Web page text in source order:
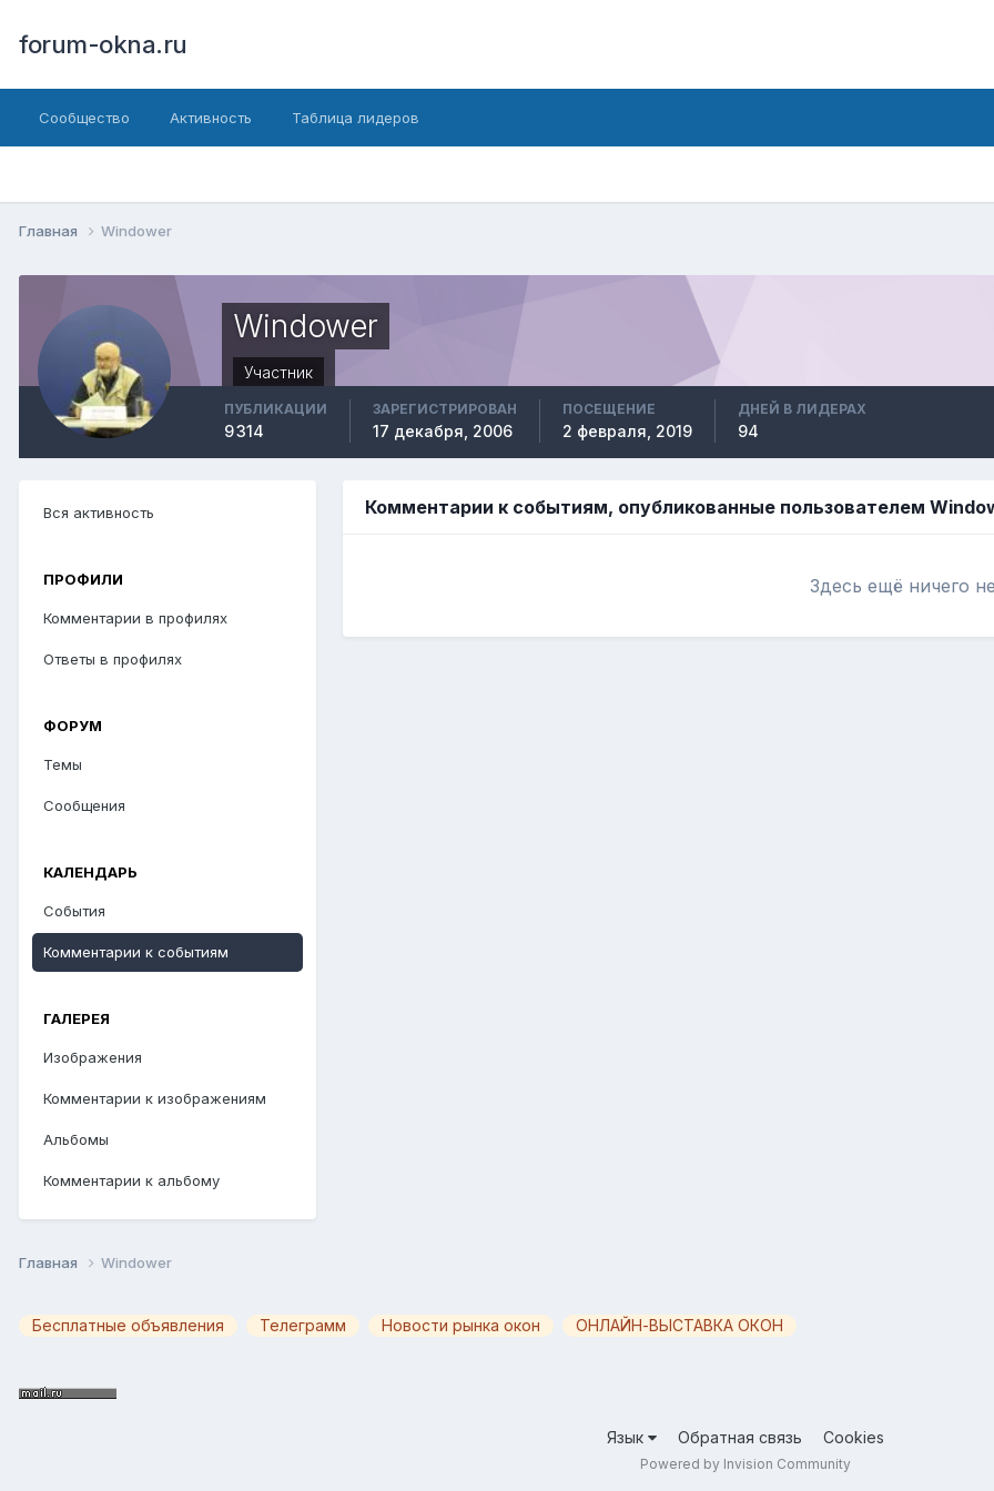
forum-okna.ru
Сообщество Активность Таблица лидеров
Главная Windower
Windower
Участник
ПУБЛИКАЦИИ
9 314
ЗАРЕГИСТРИРОВАН
17 декабря, 2006
ПОСЕЩЕНИЕ
2 февраля, 2019
ДНЕЙ В ЛИДЕРАХ
94
Вся активность
ПРОФИЛИ
Комментарии в профилях
Ответы в профилях
ФОРУМ
Темы
Сообщения
КАЛЕНДАРЬ
События
Комментарии к событиям
ГАЛЕРЕЯ
Изображения
Комментарии к изображениям
Альбомы
Комментарии к альбому
Комментарии к событиям, опубликованные пользователем
Здесь ещё ничего
Главная Windower
Бесплатные объявления Телеграмм Новости рынка окон ОНЛАЙН-ВЫСТАВКА ОКОН
Язык Обратная связь Cookies
Powered by Invision Community